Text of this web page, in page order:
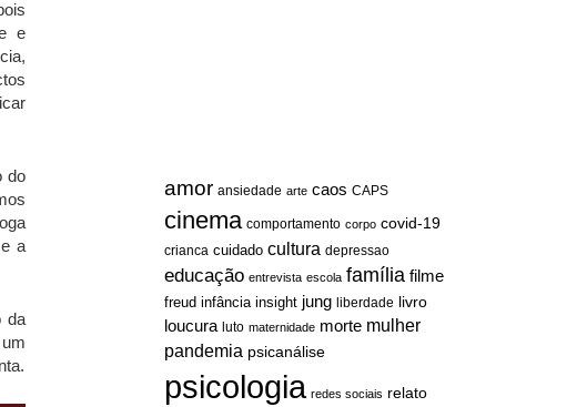
amor ansiedade arte caos CAPS
cinema comportamento corpo covid-19
crianca cuidado cultura depressao
educação entrevista escola família filme
freud infância insight jung liberdade livro
loucura luto maternidade morte mulher
pandemia psicanálise
psicologia redes sociais relato
e
do
a
da